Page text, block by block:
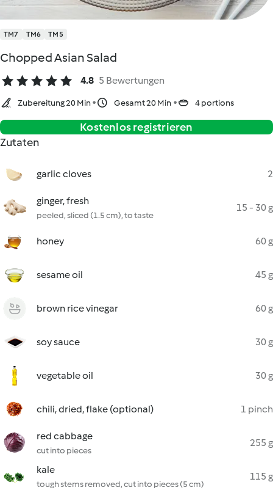
TM7 TM6 TM5
Chopped Asian Salad
4.8 5 Bewertungen
Zubereitung 20 Min Gesamt 20 Min 4 portions
Kostenlos registrieren
Zutaten
garlic cloves 2
ginger, fresh
peeled, sliced (1.5 cm), to taste
15 - 30 g
honey 60 g
sesame oil 45 g
brown rice vinegar 60 g
soy sauce 30 g
vegetable oil 30 g
chili, dried, flake (optional) 1 pinch
red cabbage
cut into pieces
255 g
kale
tough stems removed, cut into pieces (5 cm)
115 g